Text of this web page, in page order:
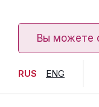
Вы можете
RUS ENG